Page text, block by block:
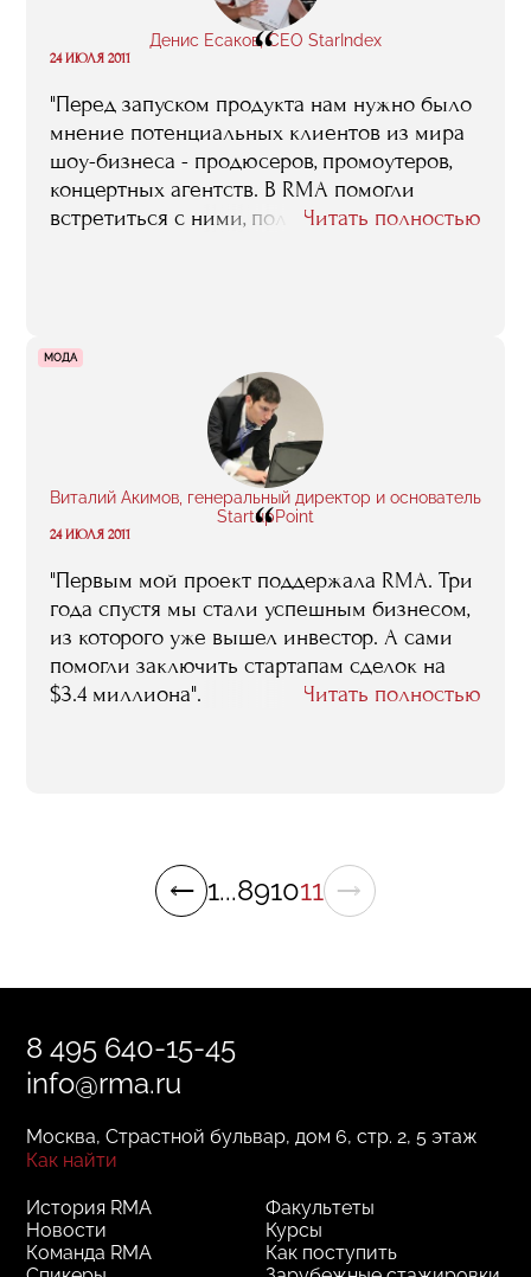
Денис Есаков, CEO StarIndex
“
24 ИЮЛЯ 2011
"Перед запуском продукта нам нужно было
мнение потенциальных клиентов из мира
шоу-бизнеса - продюсеров, промоутеров,
концертных агентств. В RMA помогли
встретиться с ними, получить фидбек. А
Читать полностью
МОДА
Виталий Акимов, генеральный директор и основатель
StartupPoint
“
24 ИЮЛЯ 2011
"Первым мой проект поддержала RMA. Три
года спустя мы стали успешным бизнесом,
из которого уже вышел инвестор. А сами
помогли заключить стартапам сделок на
$3.4 миллиона".
Читать полностью
1...891011
8 495 640-15-45
info@rma.ru
Москва, Страстной бульвар, дом 6, стр. 2, 5 этаж
Как найти
Факультеты
Курсы
Как поступить
История RMA
Новости
Команда RMA